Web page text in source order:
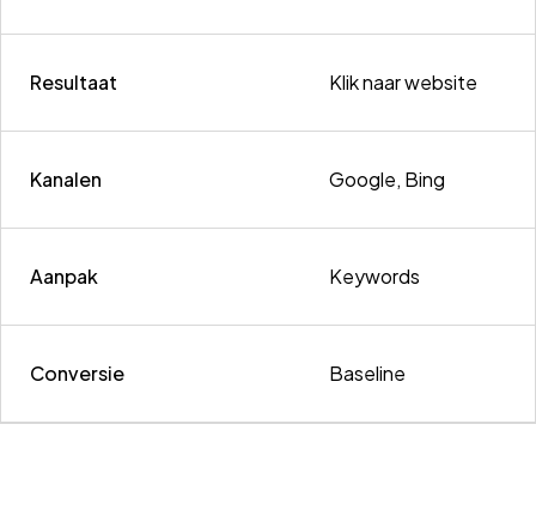
Resultaat Klik naar website
Kanalen Google, Bing
Aanpak Keywords
Conversie Baseline